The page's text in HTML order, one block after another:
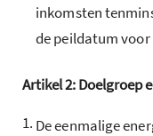
inkomsten
de peildatum
Artikel2:Doelgroep
1. De eenmalige